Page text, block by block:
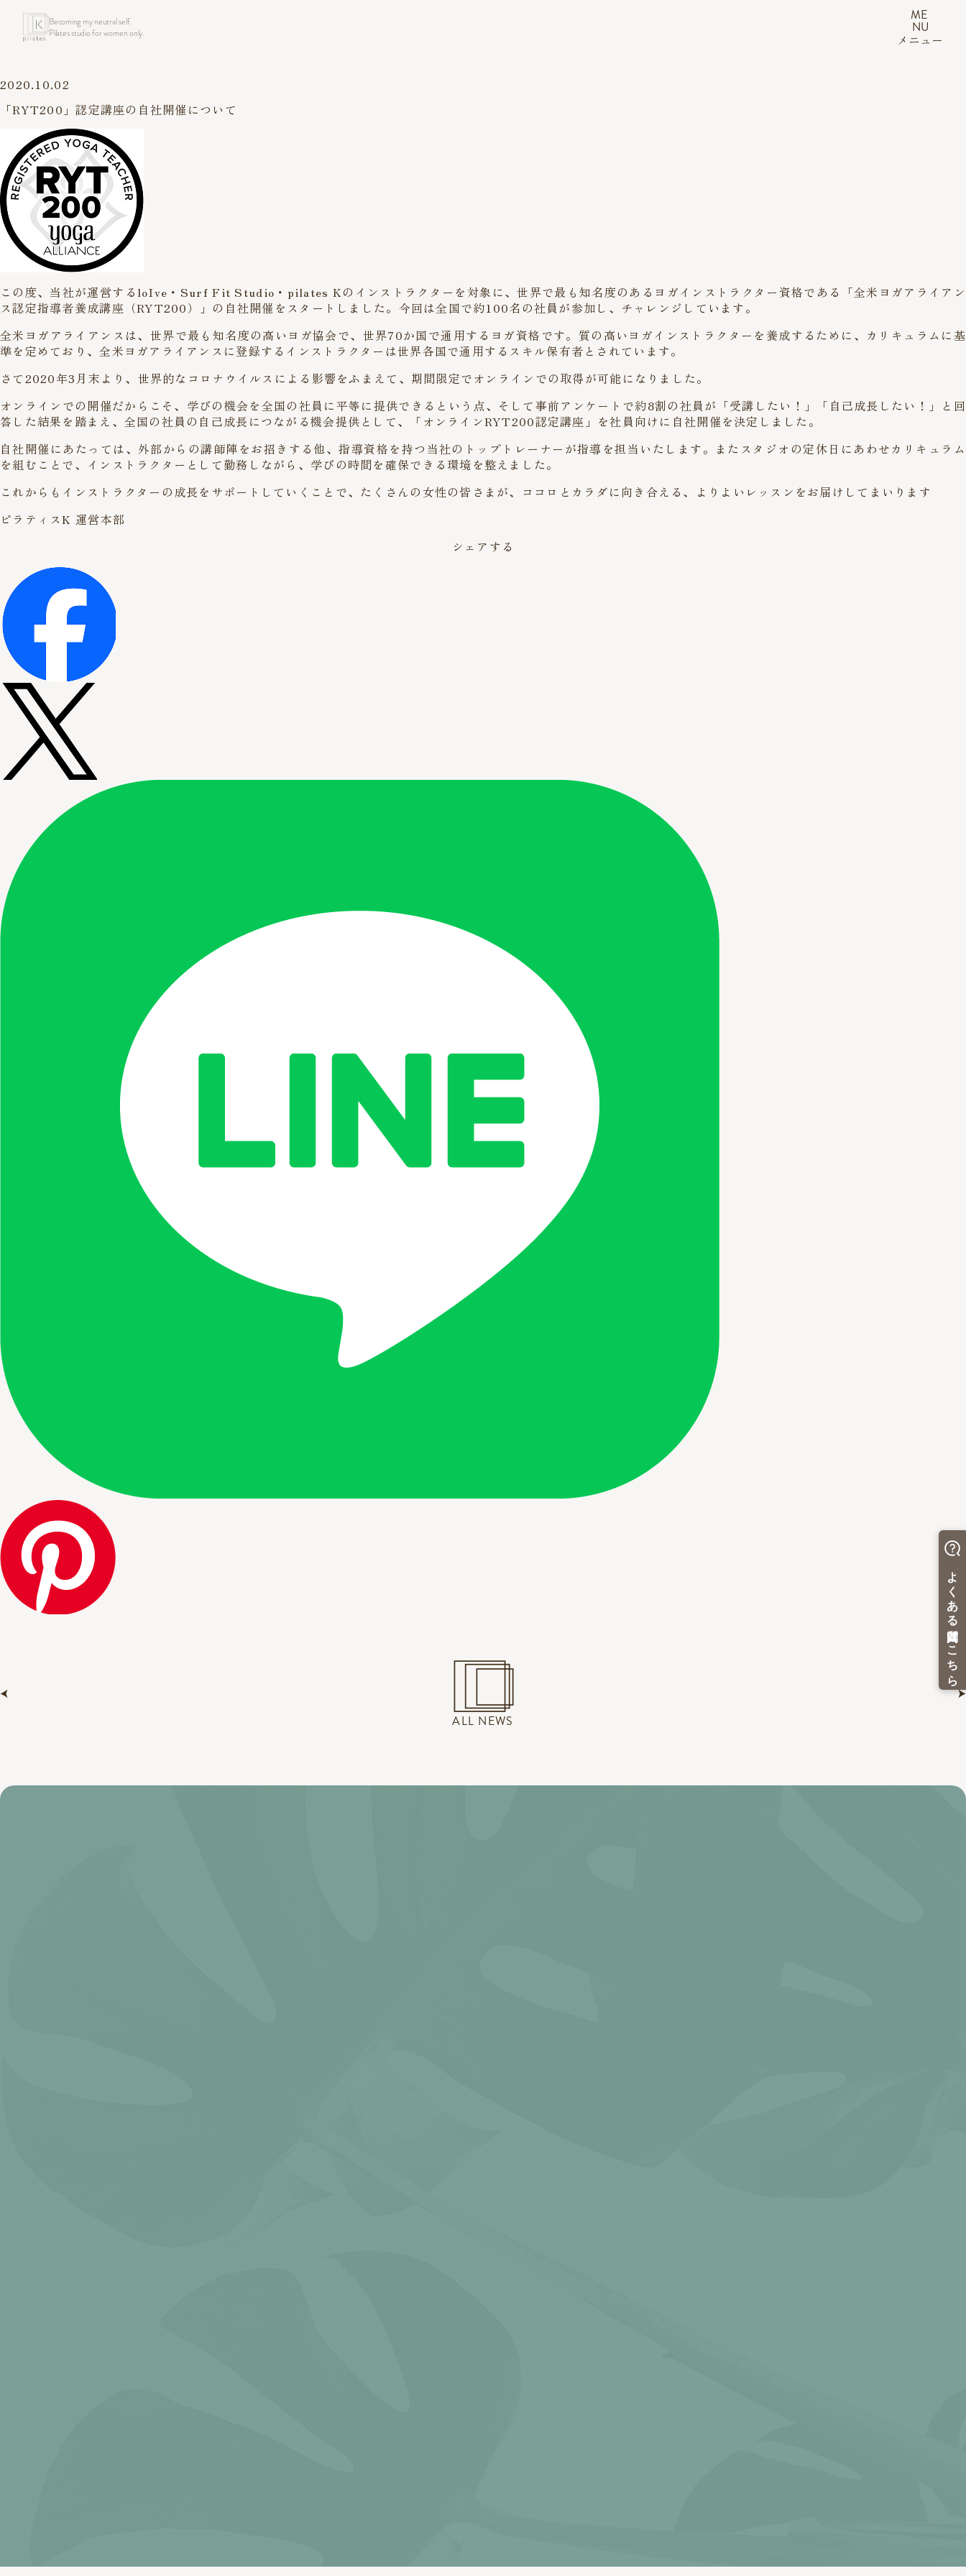
Becoming my neutral self.
Pilates studio for women only.
ME
NU
メニュー
2020.10.02
「RYT200」認定講座の自社開催について
この度、当社が運営するloIve・Surf Fit Studio・pilates Kのインストラクターを対象に、世界で最も知名度のあるヨガインストラクター資格である「全米ヨガアライアン
ス認定指導者養成講座（RYT200）」の自社開催をスタートしました。今回は全国で約100名の社員が参加し、チャレンジしています。
全米ヨガアライアンスは、世界で最も知名度の高いヨガ協会で、世界70か国で通用するヨガ資格です。質の高いヨガインストラクターを養成するために、カリキュラムに基
準を定めており、全米ヨガアライアンスに登録するインストラクターは世界各国で通用するスキル保有者とされています。
さて2020年3月末より、世界的なコロナウイルスによる影響をふまえて、期間限定でオンラインでの取得が可能になりました。
オンラインでの開催だからこそ、学びの機会を全国の社員に平等に提供できるという点、そして事前アンケートで約8割の社員が「受講したい！」「自己成長したい！」と回
答した結果を踏まえ、全国の社員の自己成長につながる機会提供として、「オンラインRYT200認定講座」を社員向けに自社開催を決定しました。
自社開催にあたっては、外部からの講師陣をお招きする他、指導資格を持つ当社のトップトレーナーが指導を担当いたします。またスタジオの定休日にあわせカリキュラム
を組むことで、インストラクターとして勤務しながら、学びの時間を確保できる環境を整えました。
これからもインストラクターの成長をサポートしていくことで、たくさんの女性の皆さまが、ココロとカラダに向き合える、よりよいレッスンをお届けしてまいります
ピラティスK 運営本部
シェアする
ALL NEWS